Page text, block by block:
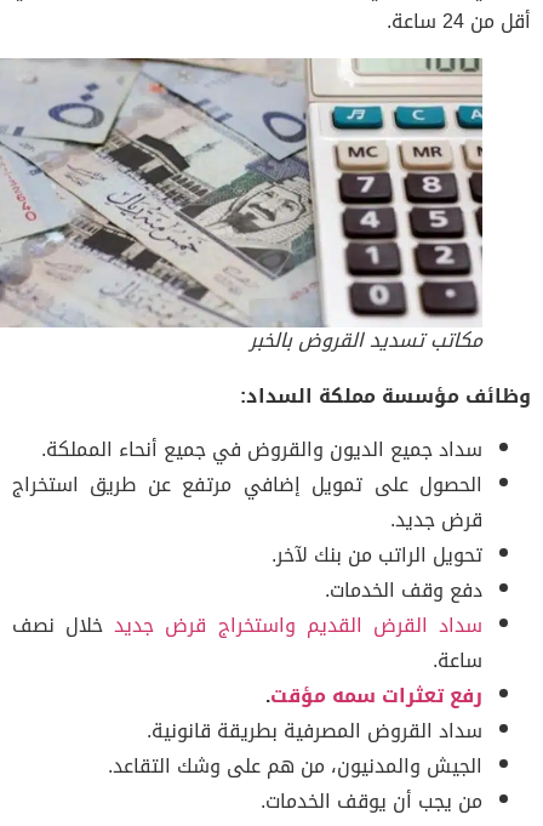
ساعة.
مكاتب تسديد القروض بالخبر
مؤسسة مملكة السداد:
سداد جميع الديون والقروض في جميع أنحاء المملكة.
الحصول على تمويل إضافي مرتفع عن طريق استخراج
قرض جديد.
تحويل الراتب من بنك لآخر.
دفع وقف الخدمات.
سداد القرض القديم واستخراج قرض جديدخلال نصف
ساعة.
رفع تعثرات سمه مؤقت.
سداد القروض المصرفية بطريقة قانونية.
الجيش والمدنيون، من هم على وشك التقاعد.
من يجب أن يوقف الخدمات.